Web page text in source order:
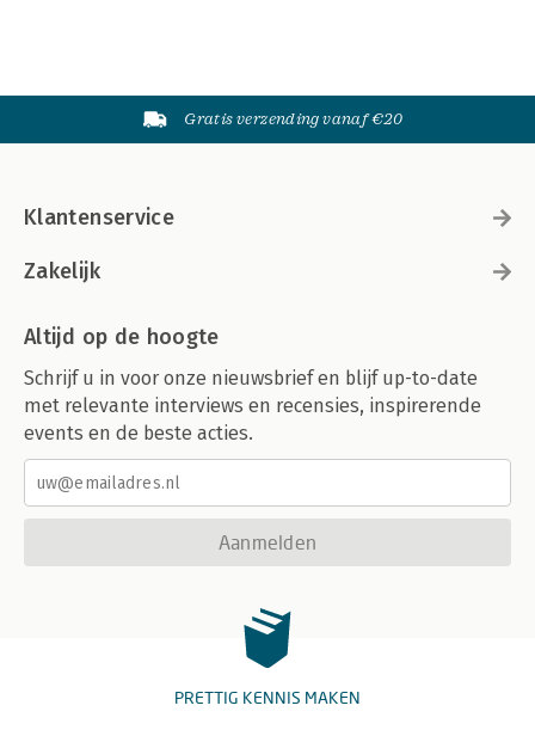
Gratis verzending vanaf €20
Klantenservice
Zakelijk
Altijd op de hoogte
Schrijf u in voor onze nieuwsbrief en blijf up-to-date
met relevante interviews en recensies, inspirerende
events en de beste acties.
Aanmelden
PRETTIG KENNIS MAKEN